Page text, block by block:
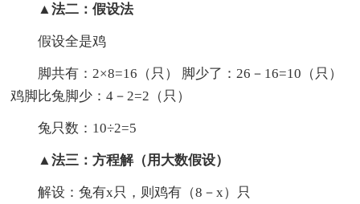
▲法二：假设法
假设全是鸡
脚共有：2×8=16（只） 脚少了：26－16=10（只）
鸡脚比兔脚少：4－2=2（只）
兔只数：10÷2=5
▲法三：方程解（用大数假设）
解设：兔有x只，则鸡有（8－x）只